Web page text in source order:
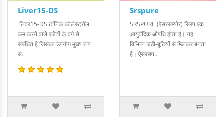
Liver15-DS
लिवर15-DS टॉनिक कोलेस्ट्रॉल
कम करने वाले एजेंटों के वर्ग से
संबंधित है जिसका उपयोग मुख्य रूप
स..
Srspure
SRSPURE (ऐसरसप्योर) सिरप एक
आयुर्वेदिक औषधि होता है। यह
विभिन्न जड़ी-बूटियों से मिलकर बनता
है। ऐसरसप..